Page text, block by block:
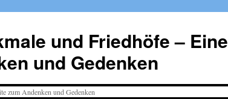
und Friedhöfe – Eine
und Gedenken